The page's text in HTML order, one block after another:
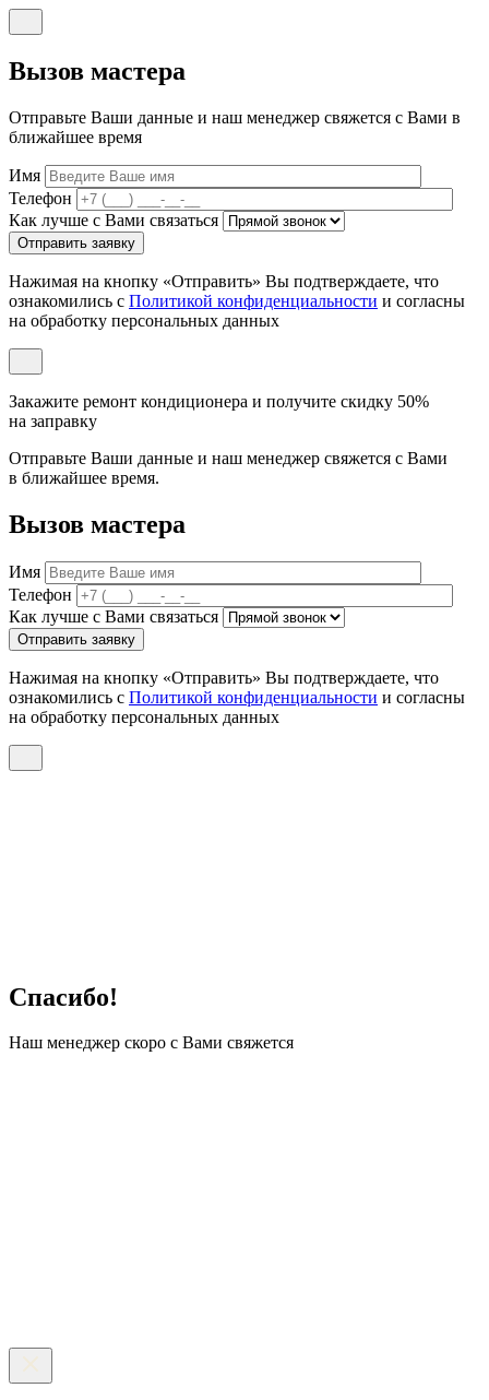
Вызов мастера
Отправьте Ваши данные и наш менеджер свяжется с Вами в
ближайшее время
Имя
Телефон
Как лучше с Вами связаться
Отправить заявку
Нажимая на кнопку «Отправить» Вы подтверждаете, что
ознакомились с Политикой конфиденциальности и согласны
на обработку персональных данных
Закажите ремонт кондиционера и получите скидку 50%
на заправку
Отправьте Ваши данные и наш менеджер свяжется с Вами
в ближайшее время.
Вызов мастера
Имя
Телефон
Как лучше с Вами связаться
Отправить заявку
Нажимая на кнопку «Отправить» Вы подтверждаете, что
ознакомились с Политикой конфиденциальности и согласны
на обработку персональных данных
Спасибо!
Наш менеджер скоро с Вами свяжется